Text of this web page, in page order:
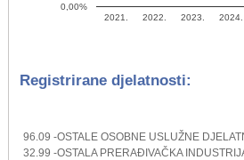
2021. 2022. 2023. 2024.
0,00%
Registrirane djelatnosti:
96.09 -OSTALE OSOBNE USLUŽNE
32.99 -OSTALA PRERAĐIVAČKA